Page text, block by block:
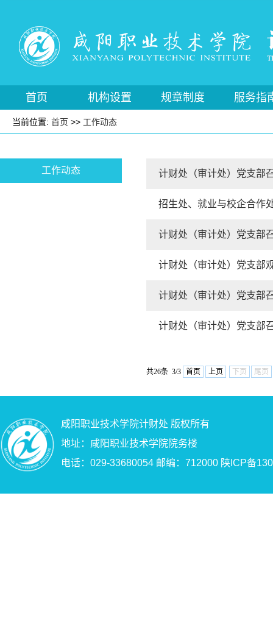
首页 机构设置 规章制度 服务指
当前位置: 首页 >> 工作动态
工作动态 计财处（审计处）党支部
招生处、就业与校企合作
计财处（审计处）党支部
计财处（审计处）党支部
计财处（审计处）党支部
计财处（审计处）党支部
共26条 3/3 首页 上页 下页 尾页
咸阳职业技术学院计财处 版权所有
地址：咸阳职业技术学院院务楼
电话：029-33680054 邮编：712000 陕ICP备